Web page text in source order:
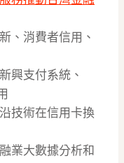
、消費者信用、
興支付系統、
技術在信用卡換
業大數據分析和